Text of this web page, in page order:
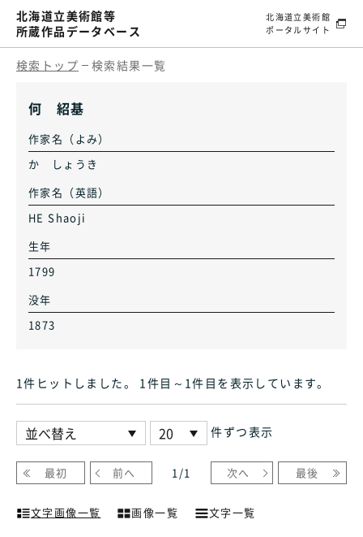
北海道立美術館等
所蔵作品データベース
北海道立美術館
ポータルサイト
検索トップ 検索結果一覧
何 紹基
作家名（よみ）
か しょうき
作家名（英語）
HE Shaoji
生年
1799
没年
1873
1件ヒット しました。 1件目～1件目 を表示しています。
件ずつ表示
最初 前へ 1 /1 次へ 最後
文字画像一覧 画像一覧 文字一覧